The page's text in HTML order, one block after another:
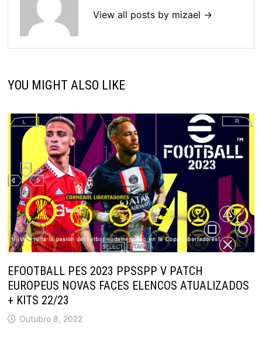
View all posts by mizael →
YOU MIGHT ALSO LIKE
EFOOTBALL PES 2023 PPSSPP V PATCH
EUROPEUS NOVAS FACES ELENCOS ATUALIZADOS
+ KITS 22/23
Outubro 8, 2022